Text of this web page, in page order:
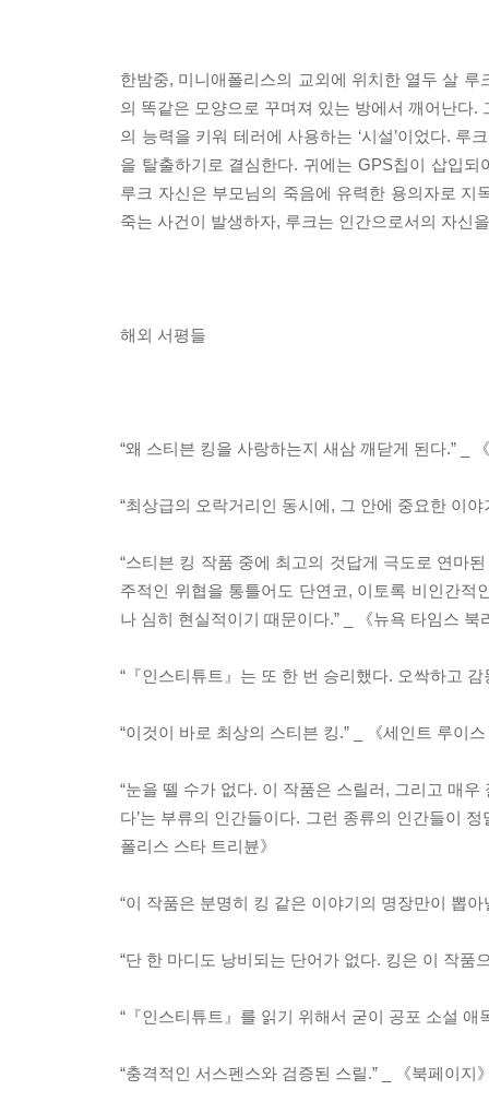
한밤중, 미니애폴리스의 교외에 위치한 열두 살
의 똑같은 모양으로 꾸며져 있는 방에서 깨어난다
의 능력을 키워 테러에 사용하는 ‘시설’이었다.
을 탈출하기로 결심한다. 귀에는 GPS칩이 삽입되
루크 자신은 부모님의 죽음에 유력한 용의자로
죽는 사건이 발생하자, 루크는 인간으로서의 자
해외 서평들
“왜 스티븐 킹을 사랑하는지 새삼 깨닫게 된다.” _
“최상급의 오락거리인 동시에, 그 안에 중요한 이
“스티븐 킹 작품 중에 최고의 것답게 극도로 연마
주적인 위협을 통틀어도 단연코, 이토록 비인간
나 심히 현실적이기 때문이다.” _ 《뉴욕 타임스 북
“『인스티튜트』는 또 한 번 승리했다. 오싹하고
“이것이 바로 최상의 스티븐 킹.” _ 《세인트 루이
“눈을 뗄 수가 없다. 이 작품은 스릴러, 그리고 매우
다’는 부류의 인간들이다. 그런 종류의 인간들이
폴리스 스타 트리뷴》
“이 작품은 분명히 킹 같은 이야기의 명장만이 뽑
“단 한 마디도 낭비되는 단어가 없다. 킹은 이 작품
“『인스티튜트』를 읽기 위해서 굳이 공포 소설
“충격적인 서스펜스와 검증된 스릴.” _ 《북페이지